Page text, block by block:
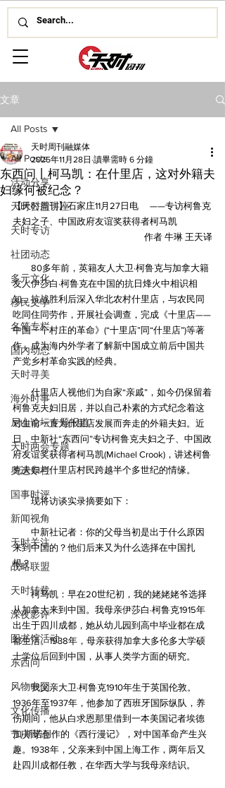
文章
All Posts
活动分享
天时公益讲座
天时专访
社团动态
多元文化
移民文学
名笔专栏
国内动态
天时寻美
海外时事
尼山论坛专题报道
天时两会专题
奥运专栏
国事时评
新闻视角
天时关注
战略联盟
天时转载
深夜影评
图书馆活动
东西问
风物中国
文化传播
节庆寄语
All Posts
东西问丨柯马凯：在什里店，这对外籍夫
妇缘何被纪念？
天时周刊融媒体
2025年11月28日 讀畢需時 6 分鐘
【天时周刊】石家庄11月27日电 　——专访柯鲁克
夫妇之子、中国政府友谊奖获得者柯马凯
作者 牛琳 王天译
80多年前，英籍友人大卫·柯鲁克与加拿大籍
友人伊莎白·柯鲁克在中国的抗日烽火中相识相
知，抗战胜利后深入华北农村什里店，与农民同
吃同住同劳作，开展社会调查，完成《十里店——
中国一个村庄的革命》(“十里店”同“什里店”)等著
作，成为海内外学者了解新中国成立前后中国共
产党乡村革命实践的经典。
什里店人视他们为自家“亲戚”，如今仍保留着
柯鲁克夫妇旧居，并以自己朴素的方式纪念着这
对生前一直为什里店发展而奔走的外籍夫妇。近
日，中新社“东西问”专访柯鲁克夫妇之子、中国政
府友谊奖获得者柯马凯(Michael Crook)，讲述柯鲁
克夫妇与什里店村民跨越半个多世纪的情缘。
现将访谈实录摘要如下：
中新社记者：你的父母当初是出于什么原因
来到中国的？他们后来又为什么选择在中国扎
根？
柯马凯：早在20世纪初，我的姥姥姥爷选择
从加拿大来到中国。我母亲伊莎白·柯鲁克1915年
出生于四川成都，她从幼儿园到高中毕业都在成
都生活。1938年，母亲获得加拿大多伦多大学硕
士学位后回到中国，从事人类学方面的研究。
我父亲大卫·柯鲁克1910年生于英国伦敦。
1936年至1937年，他参加了西班牙国际纵队，养
伤期间，他从白求恩那里借到一本美国记者埃德
加·斯诺创作的《西行漫记》，对中国革命产生兴
趣。1938年，父亲来到中国上海工作，两年后又
赴四川成都任教，在华西大学与我母亲结识。